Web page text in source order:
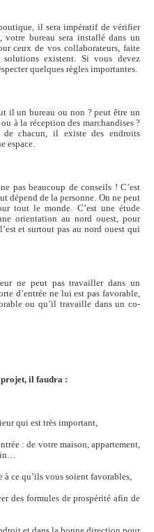
il sera impératif de vérifier
bureau sera installé dans un
ceux de vos collaborateurs, faite
existent. Si vous devez
quelques règles importantes.
il un bureau ou non ? peut être un
à la réception des marchandises ?
chacun, il existe des endroits
espace.
pas beaucoup de conseils ! C’est
dépend de la personne. On ne peut
tout le monde. C’est une étude
orientation au nord ouest, pour
et surtout pas au nord ouest qui
ne peut pas travailler dans un
d’entrée ne lui est pas favorable,
ou qu’il travaille dans un co-
il faudra :
qui est très important,
: de votre maison, appartement,
qu’ils vous soient favorables,
formules de prospérité afin de